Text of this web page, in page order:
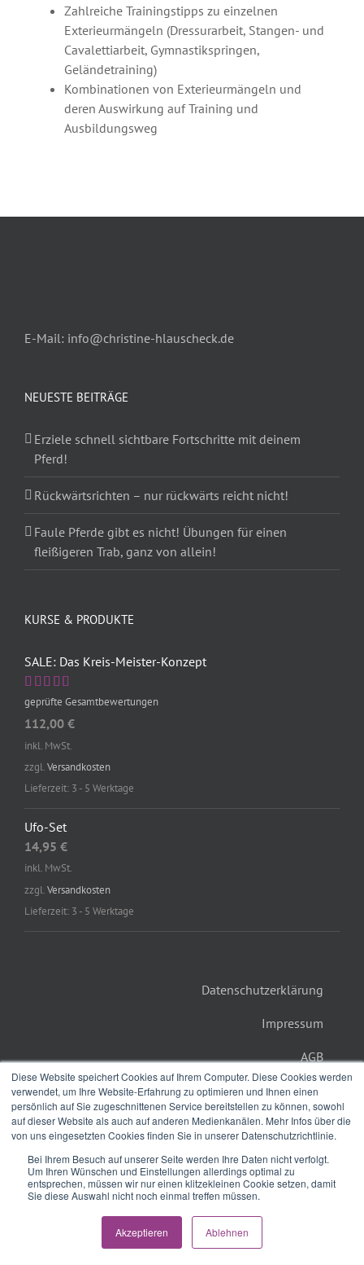
Diese Website speichert Cookies auf Ihrem Computer. Diese Cookies werden
verwendet, um Ihre Website-Erfahrung zu optimieren und Ihnen einen
persönlich auf Sie zugeschnittenen Service bereitstellen zu können, sowohl
auf dieser Website als auch auf anderen Medienkanälen. Mehr Infos über die
von uns eingesetzten Cookies finden Sie in unserer Datenschutzrichtlinie.
Bei Ihrem Besuch auf unserer Seite werden Ihre Daten nicht verfolgt.
Um Ihren Wünschen und Einstellungen allerdings optimal zu
entsprechen, müssen wir nur einen klitzekleinen Cookie setzen, damit
Sie diese Auswahl nicht noch einmal treffen müssen.
Akzeptieren Ablehnen
Zahlreiche Trainingstipps zu einzelnen
Exterieurmängeln (Dressurarbeit, Stangen- und
Cavalettiarbeit, Gymnastikspringen,
Geländetraining)
Kombinationen von Exterieurmängeln und
deren Auswirkung auf Training und
Ausbildungsweg
E-Mail: info@christine-hlauscheck.de
NEUESTE BEITRÄGE
Erziele schnell sichtbare Fortschritte mit deinem
Pferd!
Rückwärtsrichten – nur rückwärts reicht nicht!
Faule Pferde gibt es nicht! Übungen für einen
fleißigeren Trab, ganz von allein!
KURSE & PRODUKTE
SALE: Das Kreis-Meister-Konzept
Bewertet mit
geprüfte Gesamtbewertungen
112,00 €
inkl. MwSt.
zzgl.Versandkosten
Lieferzeit: 3 - 5 Werktage
Ufo-Set
14,95 €
inkl. MwSt.
zzgl.Versandkosten
Lieferzeit: 3 - 5 Werktage
Datenschutzerklärung
Impressum
AGB
© Copyright 2012 -2026 | Avada Theme byThemeFusion| All Rights
Reserved | Powered byWordPress
InstagramFacebook
E-